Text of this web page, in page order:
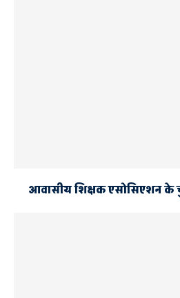
आवासीय शिक्षक एसोसिएशन के